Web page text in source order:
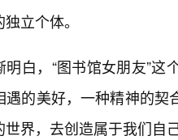
立个体。
明白，“图书馆女朋友”
遇的美好，一种精神的
世界，去创造属于我们自